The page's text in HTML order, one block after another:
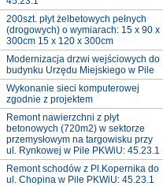
200szt. płyt żelbetowych pełnych
(drogowych) o wymiarach: 15 x 90 x
300cm 15 x 120 x 300cm
Modernizacja drzwi wejściowych do
budynku Urzędu Miejskiego w Pile
Wykonanie sieci komputerowej
zgodnie z projektem
Remont nawierzchni z płyt
betonowych (720m2) w sektorze
przemysłowym na targowisku przy
ul. Rynkowej w Pile PKWiU: 45.23.1
Remont schodów z Pl.Kopernika do
ul. Chopina w Pile PKWiU: 45.23.1